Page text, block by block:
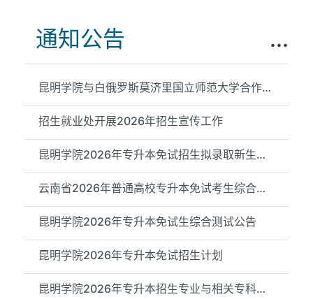
通知公告 ...
昆明学院与白俄罗斯莫济里国立师范大学合作举办物理学专业本科教...
招生就业处开展2026年招生宣传工作
昆明学院2026年专升本免试招生拟录取新生信息公示
云南省2026年普通高校专升本免试考生综合测试成绩（昆明学院测试...
昆明学院2026年专升本免试生综合测试公告
昆明学院2026年专升本免试招生计划
昆明学院2026年专升本招生专业与相关专科专业对应关系公示